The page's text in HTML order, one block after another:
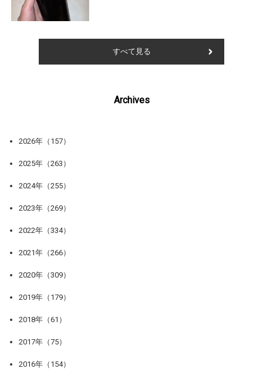
すべて見る
Archives
2026年（157）
2025年（263）
2024年（255）
2023年（269）
2022年（334）
2021年（266）
2020年（309）
2019年（179）
2018年（61）
2017年（75）
2016年（154）